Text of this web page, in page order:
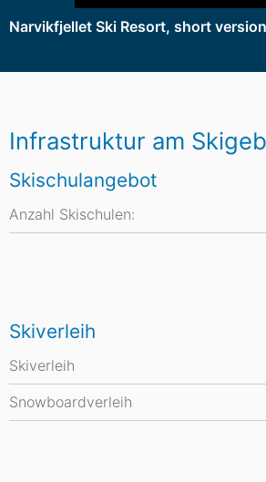
Narvikfjellet Ski Resort, short version
Infrastruktur am
Skischulangebot
Anzahl Skischulen:
Skiverleih
Skiverleih
Snowboardverleih